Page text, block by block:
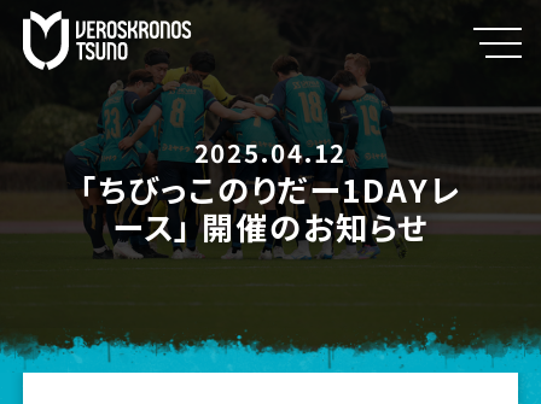
2025.04.12
「ちびっこのりだー1DAYレ
ース」 開催のお知らせ